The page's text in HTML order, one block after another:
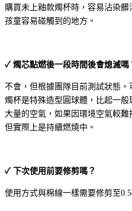
購買未上釉款燭杯時，容易沾染
孩童容易碰觸到的地方。
✓ 燭芯點燃後一段時間後會熄滅嗎
不會，但根據團隊目前測試狀態
燭杯是特殊造型圓球體，比起一
大量的空氣，如果因環境空氣較難
但實際上是持續燃燒中。
✓ 下次使用前要修剪嗎？
使用方式與棉線一樣需要修剪至